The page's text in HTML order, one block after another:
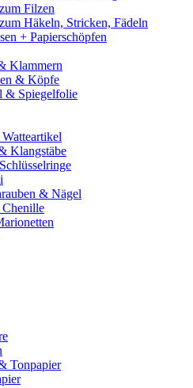
Filzen
Häkeln, Stricken, Fädeln
+ Papierschöpfen
Klammern
& Köpfe
& Spiegelfolie
Klangstäbe
& Nägel
Tonpapier